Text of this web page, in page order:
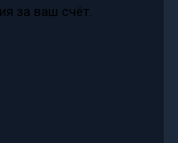
за ваш счёт.